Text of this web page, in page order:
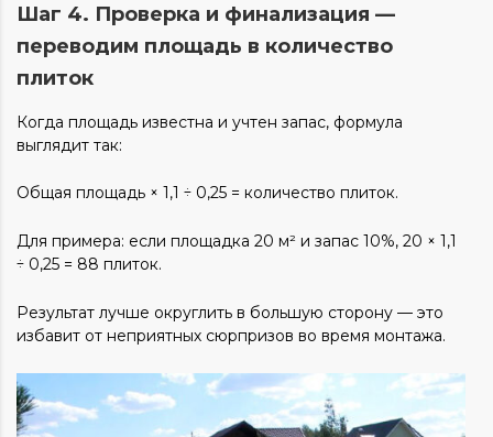
Шаг 4. Проверка и финализация —
переводим площадь в количество
плиток
Когда площадь известна и учтен запас, формула
выглядит так:
Общая площадь × 1,1 ÷ 0,25 = количество плиток.
Для примера: если площадка 20 м² и запас 10%, 20 × 1,1
÷ 0,25 = 88 плиток.
Результат лучше округлить в большую сторону — это
избавит от неприятных сюрпризов во время монтажа.